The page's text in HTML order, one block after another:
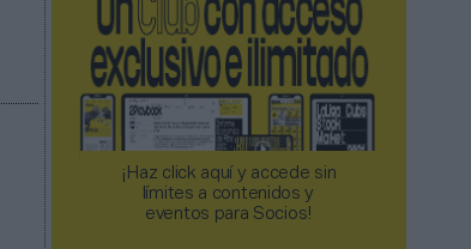
¡Haz click aquí y accede sin
límites a contenidos y
eventos para Socios!​​​​​​​